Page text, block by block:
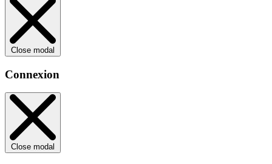
Close modal
Connexion
Close modal